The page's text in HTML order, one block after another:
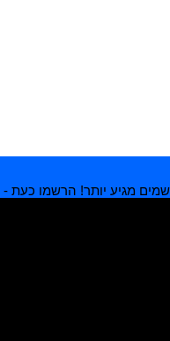
מגיע יותר! הרשמו כעת -